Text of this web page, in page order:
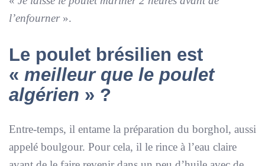
l’enfourner ».
Le poulet brésilien est
« meilleur que le poulet
algérien » ?
Entre-temps, il entame la préparation du borghol, aussi
appelé boulgour. Pour cela, il le rince à l’eau claire